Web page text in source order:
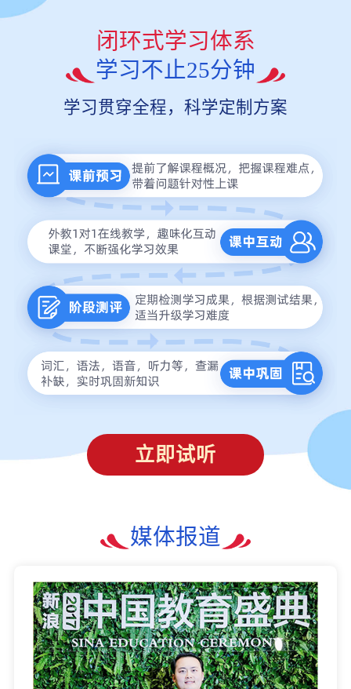
闭环式学习体系
学习不止25分钟
学习贯穿全程，科学定制方案
立即试听
媒体报道